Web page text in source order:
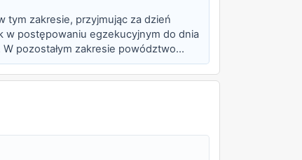
tym zakresie, przyjmując za dzień
w postępowaniu egzekucyjnym do dnia
pozostałym zakresie powództwo